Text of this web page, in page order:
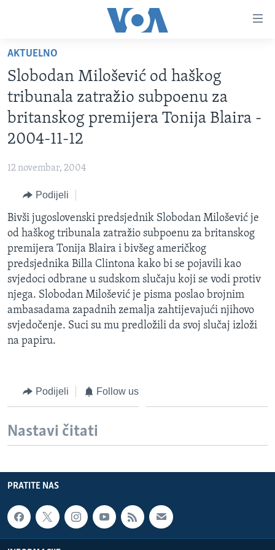
glavni
sadržaj
Pređi
na
glavnu
navigaciju
na
TV PROGRAM
VIDEO
FOTOGRAFIJE DANA
VIJESTI
SVIJET
SPECIJALNI PROJEKTI
KORUPCIJA
SLOBODA MEDIJA
ŽENSKA STRANA
IZBJEGLIČKA STRANA
MAGAZIN
O GLASU AMERIKE
Learning English
Jezici
AKTUELNO
Slobodan Milošević od haškog
tribunala zatražio subpoenu za
britanskog premijera Tonija Blaira -
2004-11-12
12 novembar, 2004
Podijeli
Bivši jugoslovenski predsjednik Slobodan Milošević je
od haškog tribunala zatražio subpoenu za britanskog
premijera Tonija Blaira i bivšeg američkog
predsjednika Billa Clintona kako bi se pojavili kao
svjedoci odbrane u sudskom slučaju koji se vodi protiv
njega. Slobodan Milošević je pisma poslao brojnim
ambasadama zapadnih zemalja zahtijevajući njihovo
svjedočenje. Suci su mu predložili da svoj slučaj izloži
na papiru.
Podijeli Follow us
Nastavi čitati
PRATITE NAS